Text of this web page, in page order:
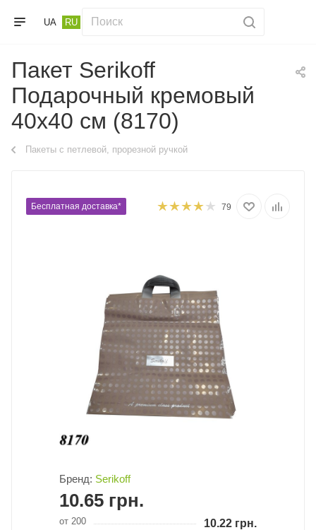
UA RU
Пакет Serikoff
Подарочный кремовый
40х40 см (8170)
Пакеты с петлевой, прорезной ручкой
Бесплатная доставка* 79
Бренд: Serikoff
10.65 грн.
от 200 10.22 грн.